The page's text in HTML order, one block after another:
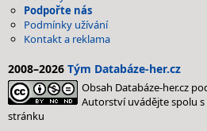
Podpořte nás
Podmínky užívání
Kontakt a reklama
2008–2026 Tým Databáze-her.cz
Obsah Databáze-her.cz
Autorství uvádějte spolu
stránku